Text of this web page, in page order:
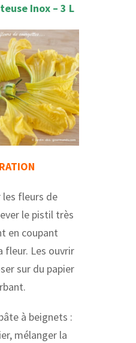
Inox – 3 L
les fleurs de
le pistil très
en coupant
fleur. Les ouvrir
sur du papier
à beignets :
mélanger la